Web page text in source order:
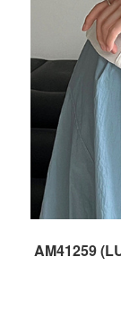
AM41259